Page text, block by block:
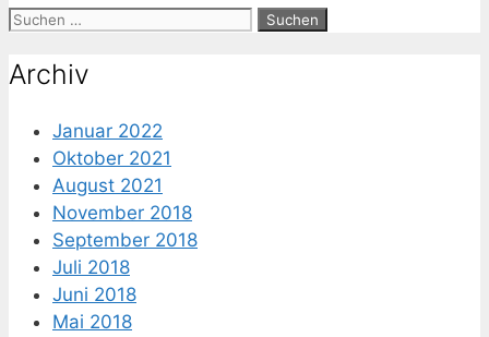
Suche
Archiv
Januar 2022
Oktober 2021
August 2021
November 2018
September 2018
Juli 2018
Juni 2018
Mai 2018